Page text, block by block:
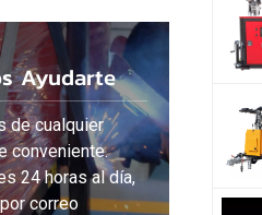
Ayudarte
de cualquier
conveniente.
24 horas al día,
correo